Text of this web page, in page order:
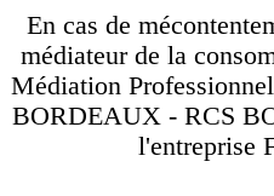
En cas de
médiateur de la
Médiation
BORDEAUX - RCS
l'entreprise